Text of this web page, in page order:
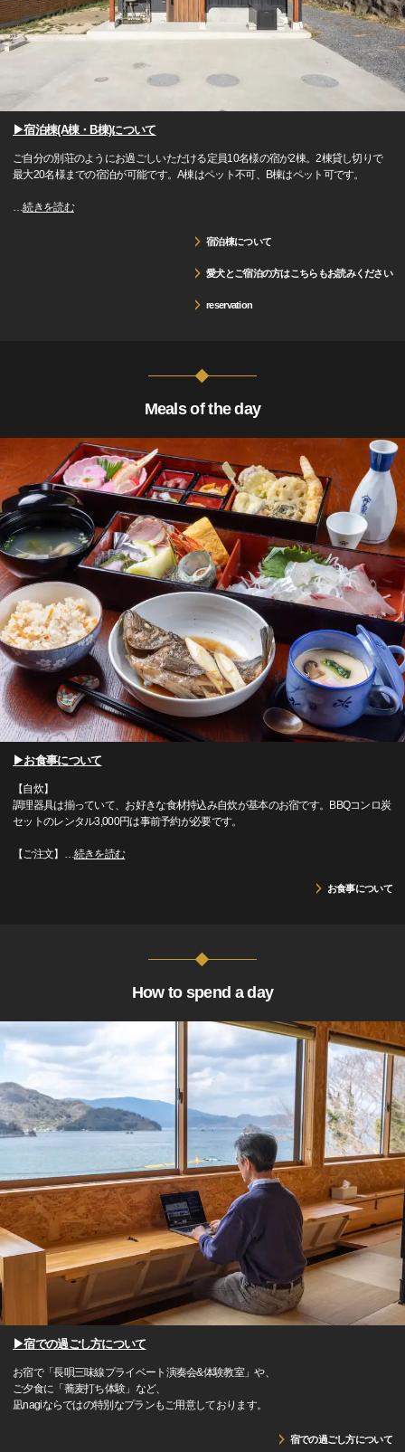
▶宿泊棟(A棟・B棟)について
ご自分の別荘のようにお過ごしいただける定員10名様の宿が2棟。2棟貸し切りで
最大20名様までの宿泊が可能です。A棟はペット不可、B棟はペット可です。
…続きを読む
宿泊棟について
愛犬とご宿泊の方はこちらもお読みください
reservation
Meals of the day
▶お食事について
【自炊】
調理器具は揃っていて、お好きな食材持込み自炊が基本のお宿です。BBQコンロ炭
セットのレンタル3,000円は事前予約が必要です。
【ご注文】 …続きを読む
お食事について
How to spend a day
▶宿での過ごし方について
お宿で「長唄三味線プライベート演奏会&体験教室」や、
ご夕食に「蕎麦打ち体験」など、
凪nagiならではの特別なプランもご用意しております。
宿での過ごし方について